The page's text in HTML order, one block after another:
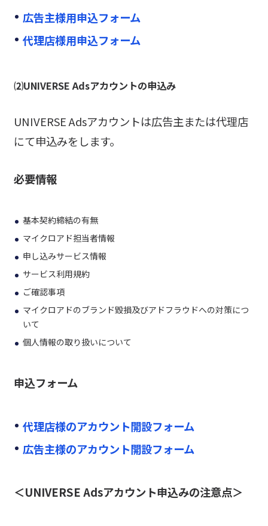
広告主様用申込フォーム
代理店様用申込フォーム
⑵UNIVERSEAdsアカウントの申込み
UNIVERSE Adsアカウントは広告主または代理店
にて申込みをします。
必要情報
基本契約締結の有無
マイクロアド担当者情報
申し込みサービス情報
サービス利用規約
ご確認事項
マイクロアドのブランド毀損及びアドフラウドへの対策につ
いて
個人情報の取り扱いについて
申込フォーム
代理店様のアカウント開設フォーム
広告主様のアカウント開設フォーム
＜UNIVERSE Adsアカウント申込みの注意点＞